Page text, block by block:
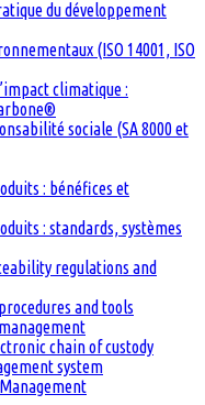
du développement
(ISO 14001, ISO
climatique :
sociale (SA 8000 et
: bénéfices et
: standards, systèmes
regulations and
and tools
chain of custody
system